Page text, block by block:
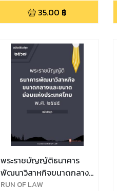
35.00 ฿
พระราชบัญญัติธนาคาร
พัฒนาวิสาหกิจขนาดกลาง
และขนาดย่อมแห่ง
RUN OF LAW